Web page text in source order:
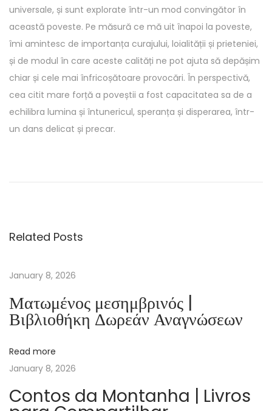
universale, și sunt explorate într-un mod convingător în
această poveste. Pe măsură ce mă uit înapoi la poveste,
îmi amintesc de importanța curajului, loialității și prieteniei,
și de modul în care aceste calități ne pot ajuta să depășim
chiar și cele mai înfricoșătoare provocări. În perspectivă,
cea citit mare forță a poveștii a fost capacitatea sa de a
echilibra lumina și întunericul, speranța și disperarea, într-
un dans delicat și precar.
e
a
l
–
R
e
a
Related Posts
January 8, 2026
Ματωμένος μεσημβρινός |
Βιβλιοθήκη Δωρεάν Αναγνώσεων
Read more
January 8, 2026
Contos da Montanha | Livros